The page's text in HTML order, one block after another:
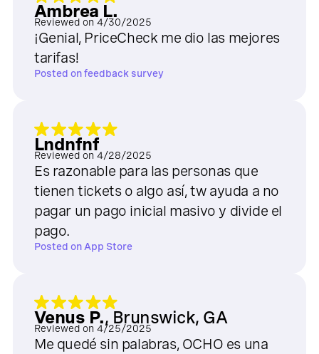
Ambrea L.
Reviewed on 4/30/2025
¡Genial, PriceCheck me dio las mejores
tarifas!
Posted onfeedback survey
Lndnfnf
Reviewed on 4/28/2025
Es razonable para las personas que
tienen tickets o algo así, tw ayuda a no
pagar un pago inicial masivo y divide el
pago.
Posted onApp Store
Venus P., Brunswick, GA
Reviewed on 4/25/2025
Me quedé sin palabras, OCHO es una